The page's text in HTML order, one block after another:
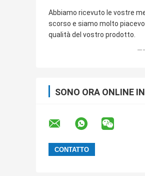
Abbiamo ricevuto le vostre
scorso e siamo molto
qualità del vostro prodotto.
SONO ORA ONLINE